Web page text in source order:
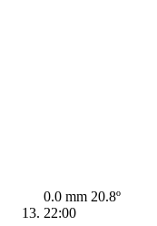
0.0 mm 20.8º
22:00